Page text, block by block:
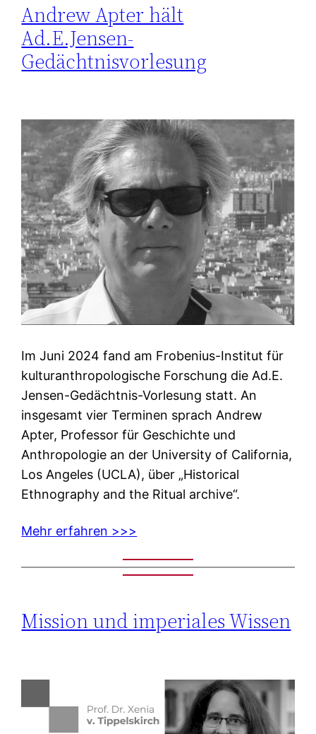
Andrew Apter hält
Ad.E.Jensen-
Gedächtnisvorlesung
Im Juni 2024 fand am Frobenius-Institut für
kulturanthropologische Forschung die Ad.E.
Jensen-Gedächtnis-Vorlesung statt. An
insgesamt vier Terminen sprach Andrew
Apter, Professor für Geschichte und
Anthropologie an der University of California,
Los Angeles (UCLA), über „Historical
Ethnography and the Ritual archive“.
Mehr erfahren >>>
Mission und imperiales Wissen